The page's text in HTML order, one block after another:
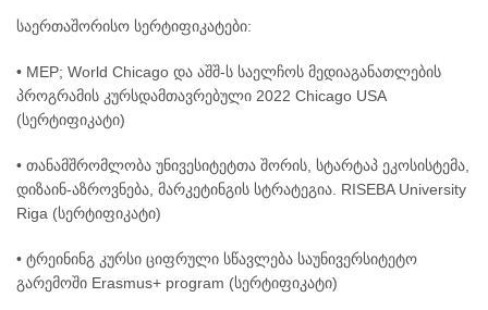
საერთაშორისო სერტიფიკატები:
• MEP; World Chicago და აშშ-ს საელჩოს მედიაგანათლების
პროგრამის კურსდამთავრებული 2022 Chicago USA
(სერტიფიკატი)
• თანამშრომლობა უნივესიტეტთა შორის, სტარტაპ ეკოსისტემა,
დიზაინ-აზროვნება, მარკეტინგის სტრატეგია. RISEBA University
Riga (სერტიფიკატი)
• ტრეინინგ კურსი ციფრული სწავლება საუნივერსიტეტო
გარემოში Erasmus+ program (სერტიფიკატი)